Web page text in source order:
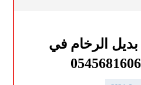
الرخام في